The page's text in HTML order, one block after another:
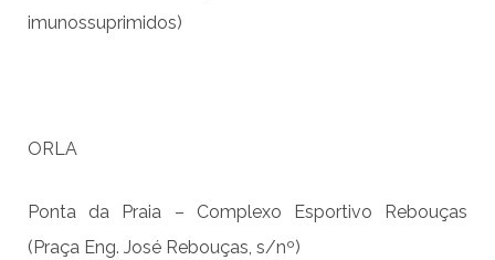
imunossuprimidos)
ORLA
Ponta da Praia – Complexo Esportivo Rebouças
(Praça Eng. José Rebouças, s/nº)